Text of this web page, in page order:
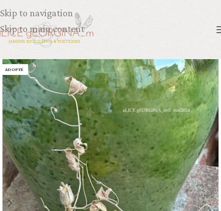
Skip to navigation
Skip to main content
ADOPTÉ